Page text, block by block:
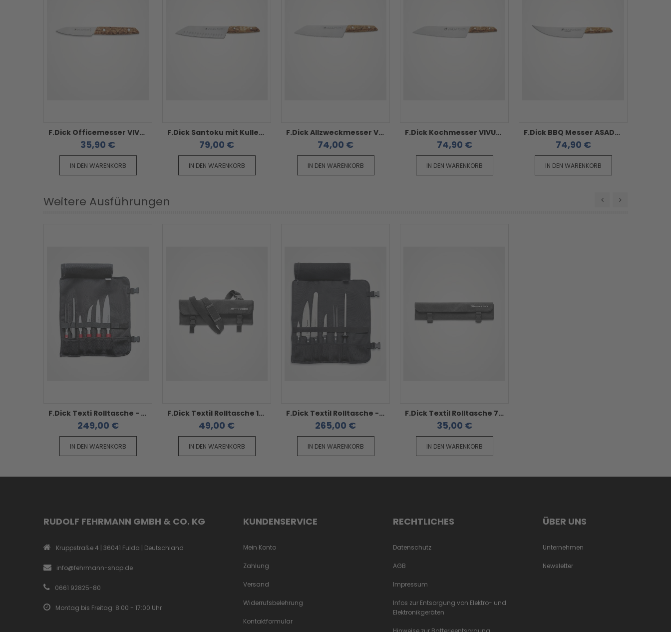
F.Dick Officemesser VIVUM - mit Birkenholzgriff
35,90 €
IN DEN WARENKORB
F.Dick Santoku mit Kullenschliff VIVUM - mit Birkenholzgriff
79,00 €
IN DEN WARENKORB
F.Dick Allzweckmesser VIVUM - mit Wellenschliff und Birkenholzgriff
74,00 €
IN DEN WARENKORB
F.Dick Kochmesser VIVUM - mit Birkenholzgriff
74,90 €
IN DEN WARENKORB
F.Dick BBQ Messer ASADOR VIVUM - mit Birkenholzgriff
74,90 €
IN DEN WARENKORB
Weitere Ausführungen
F.Dick Texti Rolltasche - 6 teilig Serie Red Spirit
249,00 €
IN DEN WARENKORB
F.Dick Textil Rolltasche 12-tlg - unbestückt für Messer bis 32 cm
49,00 €
IN DEN WARENKORB
F.Dick Textil Rolltasche - 6teilig Messer bis 21cm
265,00 €
IN DEN WARENKORB
F.Dick Textil Rolltasche 7-tlg. - unbestückt für Messer bis 32cm
35,00 €
IN DEN WARENKORB
RUDOLF FEHRMANN GMBH & CO. KG
Kruppstraße 4 | 36041 Fulda | Deutschland
info@fehrmann-shop.de
0661 92825-80
Montag bis Freitag: 8:00 - 17:00 Uhr
KUNDENSERVICE
Mein Konto
Zahlung
Versand
Widerrufsbelehrung
Kontaktformular
RECHTLICHES
Datenschutz
AGB
Impressum
Infos zur Entsorgung von Elektro- und
Elektronikgeräten
ÜBER UNS
Unternehmen
Newsletter